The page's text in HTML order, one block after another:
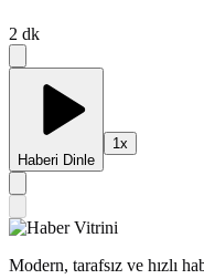
2 dk
Haberi Dinle
1x
Modern, tarafsız ve hızlı